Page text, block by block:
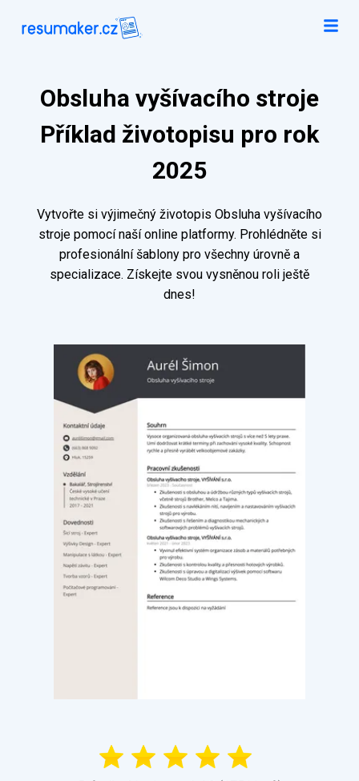
Obsluha vyšívacího stroje
Příklad životopisu pro rok
2025
Vytvořte si výjimečný životopis Obsluha vyšívacího
stroje pomocí naší online platformy. Prohlédněte si
profesionální šablony pro všechny úrovně a
specializace. Získejte svou vysněnou roli ještě
dnes!